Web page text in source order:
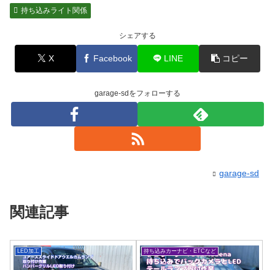
持ち込みライト関係
シェアする
X Facebook LINE コピー
garage-sdをフォローする
garage-sd
関連記事
LED加工 持ち込みカーナビ・ETCなど